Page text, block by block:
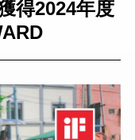
得2024年度